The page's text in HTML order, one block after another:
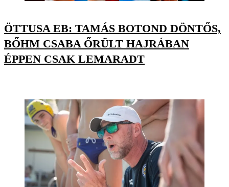
ÖTTUSA EB: TAMÁS BOTOND DÖNTŐS,
BŐHM CSABA ŐRÜLT HAJRÁBAN
ÉPPEN CSAK LEMARADT